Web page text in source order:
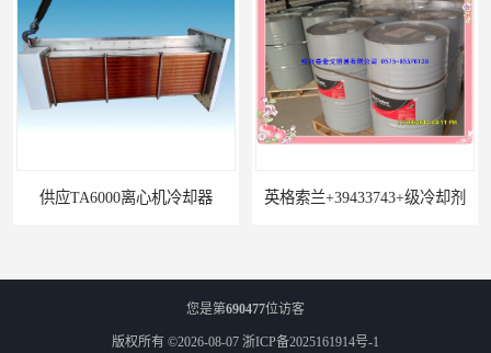
供应TA6000离心机冷却器 英格索兰+39433743+级冷却剂
您是第690477位访客
版权所有 ©2026-08-07 浙ICP备2025161914号-1